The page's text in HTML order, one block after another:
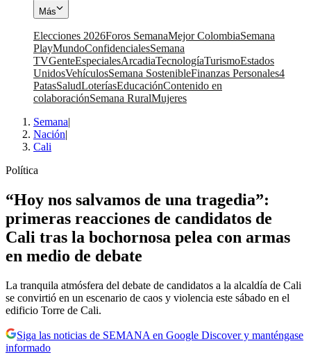
Más
Elecciones 2026Foros SemanaMejor ColombiaSemana
PlayMundoConfidencialesSemana
TVGenteEspecialesArcadiaTecnologíaTurismoEstados
UnidosVehículosSemana SostenibleFinanzas Personales4
PatasSaludLoteríasEducaciónContenido en
colaboraciónSemana RuralMujeres
Semana|
Nación|
Cali
Política
“Hoy nos salvamos de una tragedia”:
primeras reacciones de candidatos de
Cali tras la bochornosa pelea con armas
en medio de debate
La tranquila atmósfera del debate de candidatos a la alcaldía de Cali
se convirtió en un escenario de caos y violencia este sábado en el
edificio Torre de Cali.
Siga las noticias de SEMANA en Google Discover y manténgase
informado